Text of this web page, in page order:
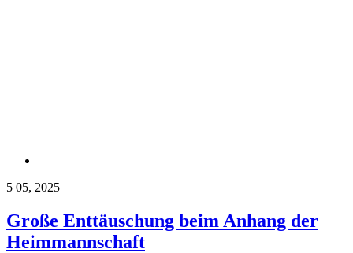
5 05, 2025
Große Enttäuschung beim Anhang der
Heimmannschaft